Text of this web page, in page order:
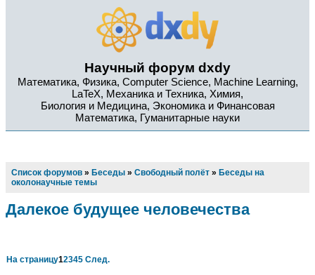
Научный форум dxdy
Математика, Физика, Computer Science, Machine Learning,
LaTeX, Механика и Техника, Химия,
Биология и Медицина, Экономика и Финансовая
Математика, Гуманитарные науки
Список форумов » Беседы » Свободный полёт » Беседы на
околонаучные темы
Далекое будущее человечества
На страницу12345 След.